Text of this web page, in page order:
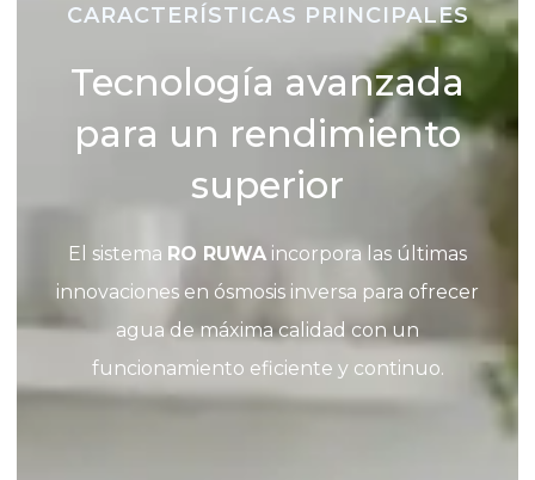
CARACTERÍSTICAS PRINCIPALES
Tecnología avanzada
para un rendimiento
superior
El sistema RO RUWA incorpora las últimas
innovaciones en ósmosis inversa para ofrecer
agua de máxima calidad con un
funcionamiento eficiente y continuo.